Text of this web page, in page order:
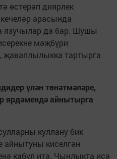
өстерәп диярлек
арасында
язучылар да бар. Шушы
мәҗбүри
җаваплылыкка тартырга
үлән төнәтмәләре,
ярдәмендә айнытырга
куллану бик
айнытуны киселгән
кабул итә. Чынлыкта исә